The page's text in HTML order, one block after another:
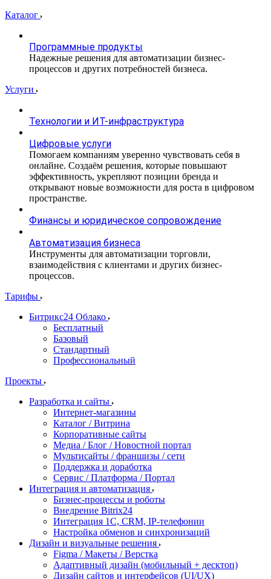
Каталог
Программные продукты
Надежные решения для автоматизации бизнес-
процессов и других потребностей бизнеса.
Услуги
Технологии и ИТ-инфраструктура
Цифровые услуги
Помогаем компаниям уверенно чувствовать себя в
онлайне. Создаём решения, которые повышают
эффективность, укрепляют позиции бренда и
открывают новые возможности для роста в цифровом
пространстве.
Финансы и юридическое сопровождение
Автоматизация бизнеса
Инструменты для автоматизации торговли,
взаимодействия с клиентами и других бизнес-
процессов.
Тарифы
Битрикс24 Облако
Бесплатный
Базовый
Стандартный
Профессиональный
Проекты
Разработка и сайты
Интернет-магазины
Каталог / Витрина
Корпоративные сайты
Медиа / Блог / Новостной портал
Мультисайты / франшизы / сети
Поддержка и доработка
Сервис / Платформа / Портал
Интеграция и автоматизация
Бизнес-процессы и роботы
Внедрение Bitrix24
Интеграция 1С, CRM, IP-телефонии
Настройка обменов и синхронизаций
Дизайн и визуальные решения
Figma / Макеты / Верстка
Адаптивный дизайн (мобильный + десктоп)
Дизайн сайтов и интерфейсов (UI/UX)